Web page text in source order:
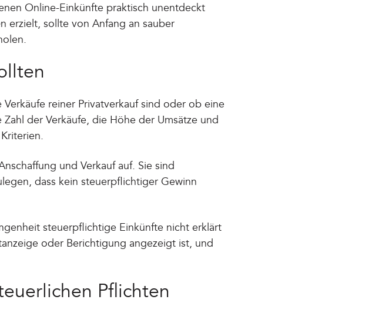
Online-Einkünfte praktisch unentdeckt
erzielt, sollte von Anfang an sauber
Verkäufe reiner Privatverkauf sind oder ob eine
der Verkäufe, die Höhe der Umsätze und
und Verkauf auf. Sie sind
dass kein steuerpflichtiger Gewinn
steuerpflichtige Einkünfte nicht erklärt
oder Berichtigung angezeigt ist, und
Pflichten